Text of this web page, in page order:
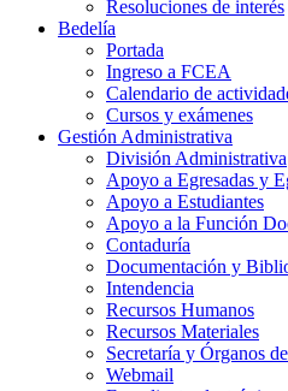
Resoluciones de interés
Bedelía
Portada
Ingreso a FCEA
Calendario de
Cursos y exámenes
Gestión Administrativa
División Administrativa
Apoyo a Egresadas y
Apoyo a Estudiantes
Apoyo a la Función
Contaduría
Documentación y
Intendencia
Recursos Humanos
Recursos Materiales
Secretaría y Órganos
Webmail